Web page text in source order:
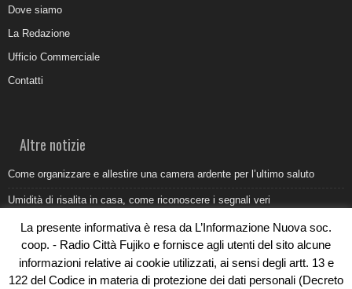
Dove siamo
La Redazione
Ufficio Commerciale
Contatti
Altre notizie
Come organizzare e allestire una camera ardente per l’ultimo saluto
Umidità di risalita in casa, come riconoscere i segnali veri
Torna il Sun Donato Festival 2026
Come il busking moderno ridisegna il paesaggio sonoro urbano
Saldi estivi Michele Lopriore: l’eleganza Made in Italy incontra gli sconti
La presente informativa è resa da L’Informazione Nuova soc.
coop. - Radio Città Fujiko e fornisce agli utenti del sito alcune
informazioni relative ai cookie utilizzati, ai sensi degli artt. 13 e
122 del Codice in materia di protezione dei dati personali (Decreto